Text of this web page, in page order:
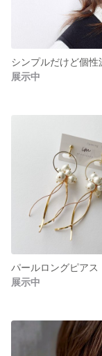
展示中
パールロングピアス
展示中